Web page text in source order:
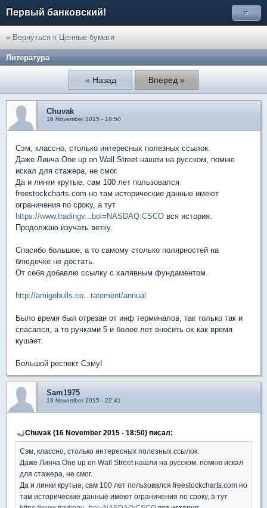
Первый банковский! »
« Вернуться к Ценные бумаги
Литература
« Назад Вперед »
Chuvak
16 November 2015 - 18:50
Сэм, классно, столько интересных полезных ссылок.
Даже Линча One up on Wall Street нашли на русском, помню
искал для стажера, не смог.
Да и линки крутые, сам 100 лет пользовался
freestockcharts.com но там исторические данные имеют
ограничения по сроку, а тут
https://www.tradingv...bol=NASDAQ:CSCO вся история.
Продолжаю изучать ветку.
Спасибо большое, а то самому столько полярностей на
блюдечке не достать.
От себя добавлю ссылку с халявным фундаментом.
http://amigobulls.co...tatement/annual
Было время был отрезан от инф терминалов, так только так и
спасался, а то ручками 5 и более лет вносить ох как время
кушает.
Большой респект Сэму!
Sam1975
16 November 2015 - 22:41
Chuvak (16 November 2015 - 18:50) писал:
Сэм, классно, столько интересных полезных ссылок.
Даже Линча One up on Wall Street нашли на русском, помню искал
для стажера, не смог.
Да и линки крутые, сам 100 лет пользовался freestockcharts.com но
там исторические данные имеют ограничения по сроку, а тут